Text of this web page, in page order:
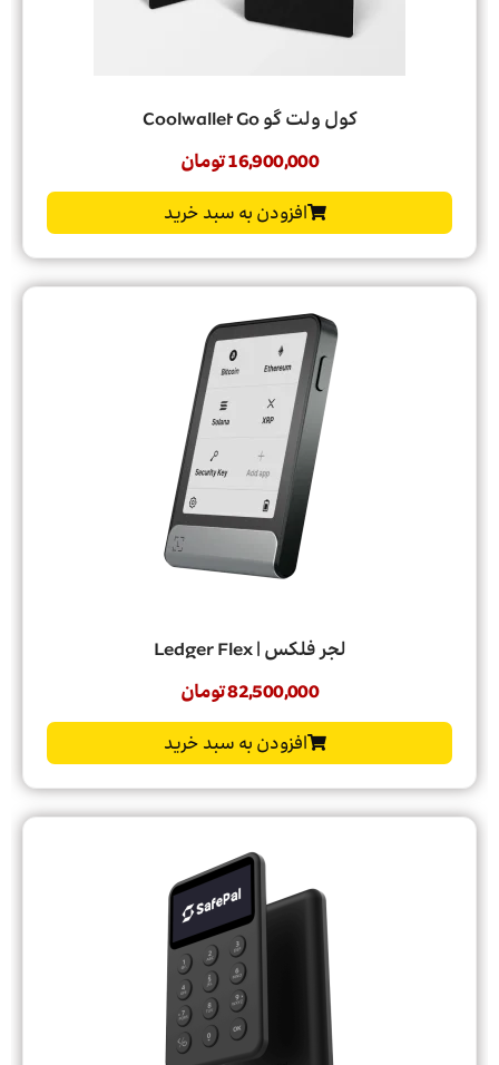
کول ولت گو Coolwallet Go
16,900,000تومان
افزودن به سبد خرید
لجر فلکس | Ledger Flex
82,500,000تومان
افزودن به سبد خرید